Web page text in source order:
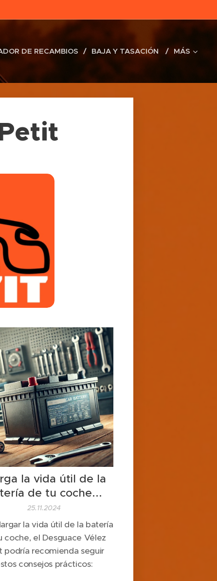
DE RECAMBIOS BAJA Y TASACIÓN MÁS
la vida útil de la
de tu coche...
25.11.2024
la vida útil de la batería
coche, el Desguace Vélez
podría recomienda seguir
consejos prácticos: